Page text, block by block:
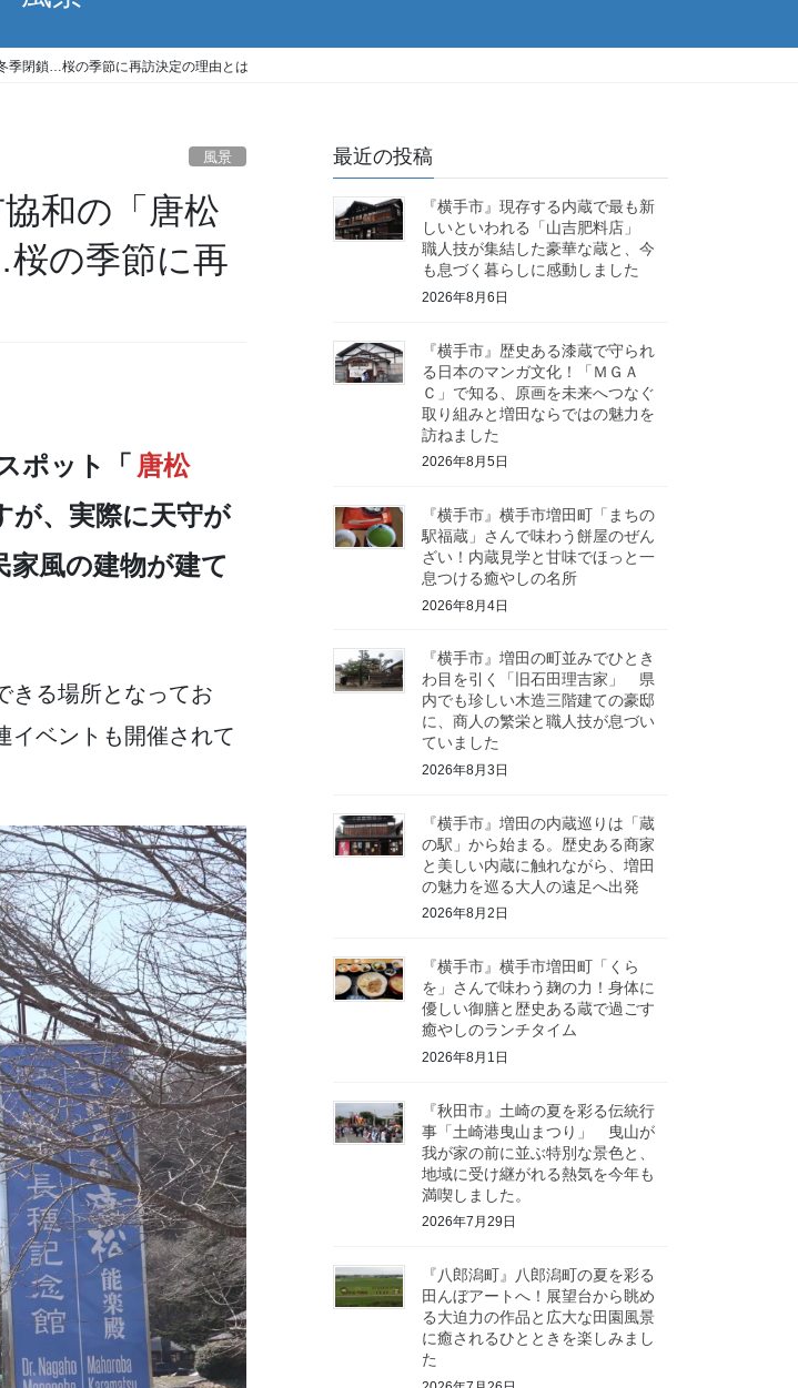
季閉鎖…桜の季節に再訪決定の理由とは
風景
和の「唐松
の季節に再
ポット「 唐松
が、実際に天守が
風の建物が建て
きる場所となってお
イベントも開催されて
最近の投稿
『横手市』現存する内蔵で最も新
しいといわれる「山吉肥料店」
職人技が集結した豪華な蔵と、今
も息づく暮らしに感動しました
2026年8月6日
『横手市』歴史ある漆蔵で守られ
る日本のマンガ文化！「ＭＧＡ
Ｃ」で知る、原画を未来へつなぐ
取り組みと増田ならではの魅力を
訪ねました
2026年8月5日
『横手市』横手市増田町「まちの
駅福蔵」さんで味わう餅屋のぜん
ざい！内蔵見学と甘味でほっと一
息つける癒やしの名所
2026年8月4日
『横手市』増田の町並みでひとき
わ目を引く「旧石田理吉家」 県
内でも珍しい木造三階建ての豪邸
に、商人の繁栄と職人技が息づい
ていました
2026年8月3日
『横手市』増田の内蔵巡りは「蔵
の駅」から始まる。歴史ある商家
と美しい内蔵に触れながら、増田
の魅力を巡る大人の遠足へ出発
2026年8月2日
『横手市』横手市増田町「くら
を」さんで味わう麹の力！身体に
優しい御膳と歴史ある蔵で過ごす
癒やしのランチタイム
2026年8月1日
『秋田市』土崎の夏を彩る伝統行
事「土崎港曳山まつり」 曳山が
我が家の前に並ぶ特別な景色と、
地域に受け継がれる熱気を今年も
満喫しました。
2026年7月29日
『八郎潟町』八郎潟町の夏を彩る
田んぼアートへ！展望台から眺め
る大迫力の作品と広大な田園風景
に癒されるひとときを楽しみまし
た